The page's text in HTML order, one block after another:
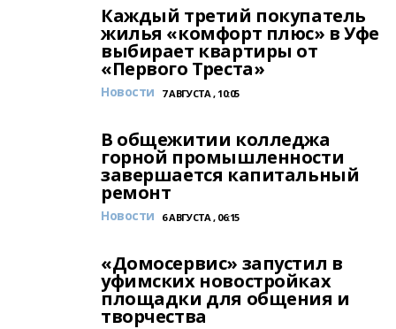
Каждый третий покупатель
жилья «комфорт плюс» в Уфе
выбирает квартиры от
«Первого Треста»
Новости 7 АВГУСТА , 10:05
В общежитии колледжа
горной промышленности
завершается капитальный
ремонт
Новости 6 АВГУСТА , 06:15
«Домосервис» запустил в
уфимских новостройках
площадки для общения и
творчества